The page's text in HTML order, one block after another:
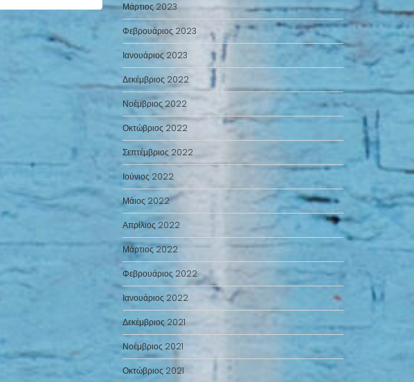
Μάρτιος 2023
Φεβρουάριος 2023
Ιανουάριος 2023
Δεκέμβριος 2022
Νοέμβριος 2022
Οκτώβριος 2022
Σεπτέμβριος 2022
Ιούνιος 2022
Μάιος 2022
Απρίλιος 2022
Μάρτιος 2022
Φεβρουάριος 2022
Ιανουάριος 2022
Δεκέμβριος 2021
Νοέμβριος 2021
Οκτώβριος 2021